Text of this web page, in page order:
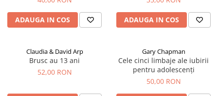
ADAUGA IN COS ADAUGA IN COS
Claudia & David Arp
Brusc au 13 ani
52,00 RON
Gary Chapman
Cele cinci limbaje ale iubirii
pentru adolescenți
50,00 RON